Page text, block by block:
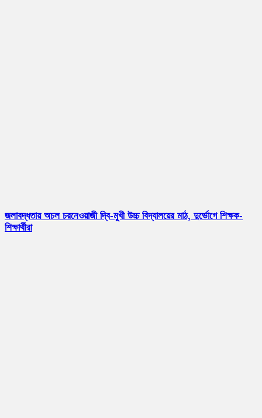
জলাবদ্ধতায় অচল চরনেওয়াজী দ্বি-মুখী উচ্চ বিদ্যালয়ের মাঠ, দুর্ভোগে শিক্ষক-
শিক্ষার্থীরা